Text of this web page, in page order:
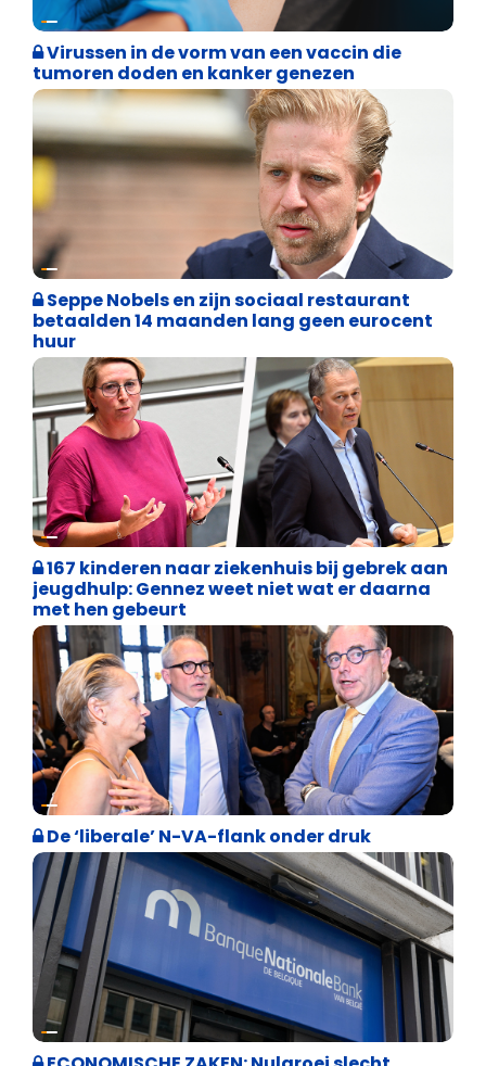
Weekblad 't Pallieterke
Virussen in de vorm van een vaccin die
tumoren doden en kanker genezen
Binnenland politiek
Seppe Nobels en zijn sociaal restaurant
betaalden 14 maanden lang geen eurocent
huur
Binnenland politiek
167 kinderen naar ziekenhuis bij gebrek aan
jeugdhulp: Gennez weet niet wat er daarna
met hen gebeurt
Binnenland politiek
De ‘liberale’ N-VA-flank onder druk
Binnenland politiek